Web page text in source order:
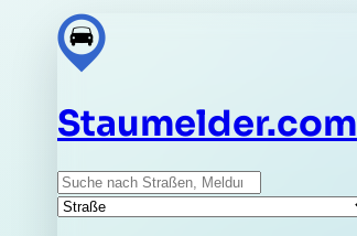
Staumelder.com
Suche
Straße